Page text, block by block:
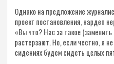
Однако на предложение
проект постановления, нардеп
«Вы что? Нас за такое
растерзают. Но, если честно, я
сидениях будем сидеть целых